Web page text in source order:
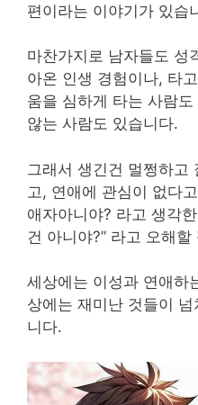
편이라는 이야기가 있습
마찬가지로 남자들도 성
아온 인생 경험이나, 타
움을 심하게 타는 사람
않는 사람도 있습니다.
그래서 생긴건 멀쩡하고
고, 연애에 관심이 없다
애자아니야? 라고 생각
건 아니야?” 라고 오해
세상에는 이성과 연애하
상에는 재미난 것들이
니다.